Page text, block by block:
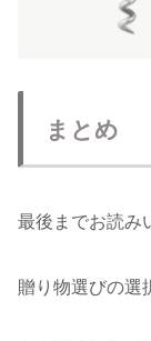
まとめ
最後までお読み
贈り物選びの選